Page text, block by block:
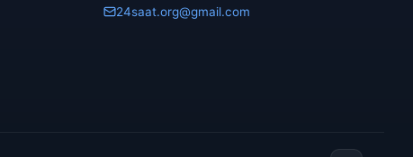
24saat.org@gmail.com